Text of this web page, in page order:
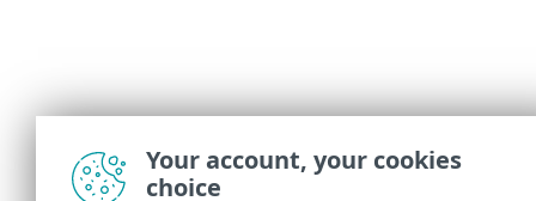
Your account, your cookies
choice